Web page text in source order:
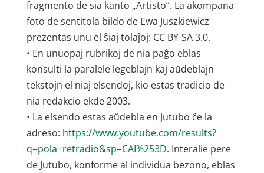
fragmento de sia kanto „Artisto”. La akompana
foto de sentitola bildo de Ewa Juszkiewicz
prezentas unu el ŝiaj tolaĵoj: CC BY-SA 3.0.
• En unuopaj rubrikoj de nia paĝo eblas
konsulti la paralele legeblajn kaj aŭdeblajn
tekstojn el niaj elsendoj, kio estas tradicio de
nia redakcio ekde 2003.
• La elsendo estas aŭdebla en Jutubo ĉe la
adreso: https://www.youtube.com/results?
q=pola+retradio&sp=CAI%253D. Interalie pere
de Jutubo, konforme al individua bezono, eblas